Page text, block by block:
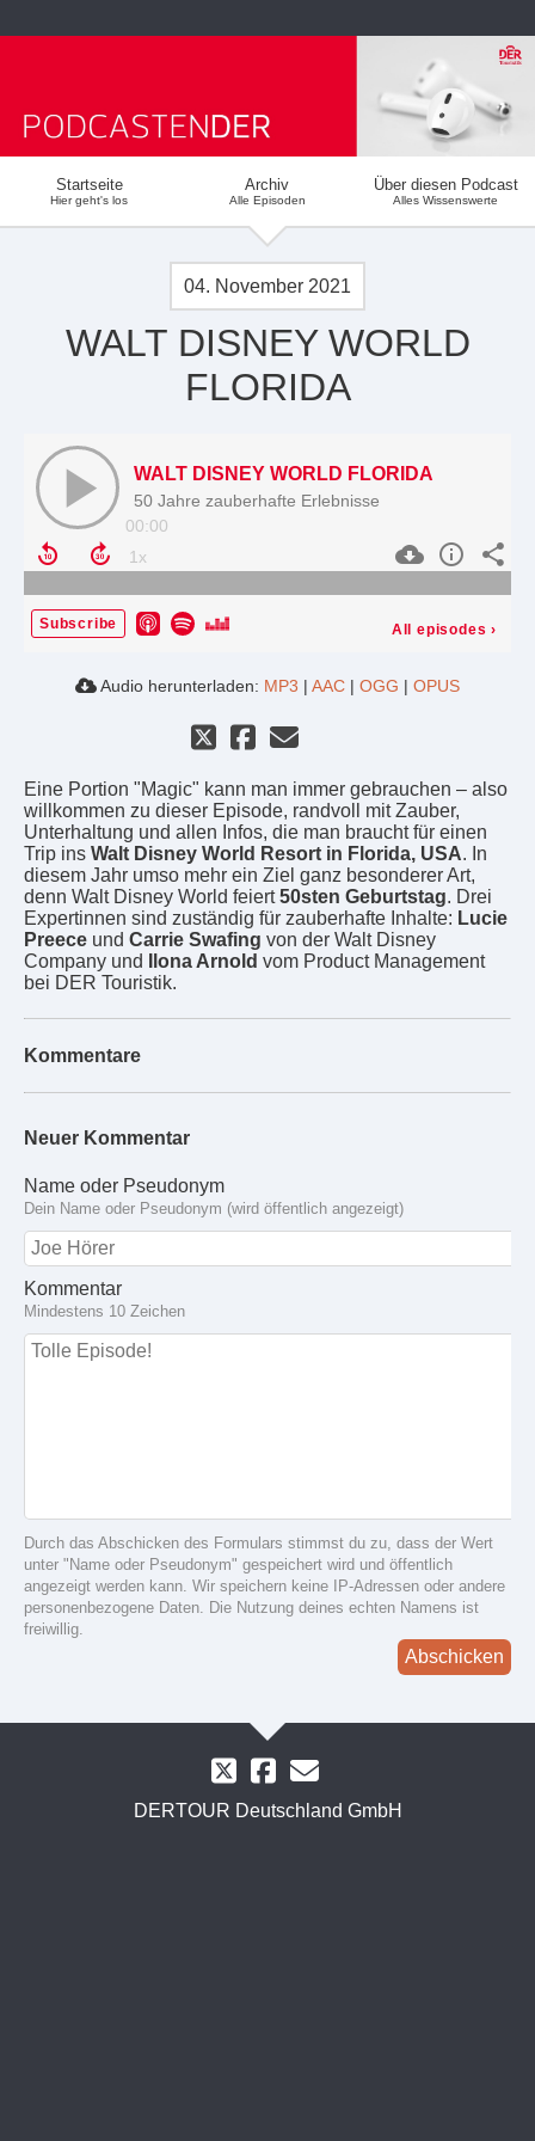
Startseite
Hier geht's los
Archiv
Alle Episoden
Über diesen Podcast
Alles Wissenswerte
04. November 2021
WALT DISNEY WORLD
FLORIDA
WALT DISNEY WORLD FLORIDA
50 Jahre zauberhafte Erlebnisse
00:00
Subscribe All episodes ›
Audio herunterladen: MP3 | AAC | OGG | OPUS
Eine Portion "Magic" kann man immer gebrauchen – also
willkommen zu dieser Episode, randvoll mit Zauber,
Unterhaltung und allen Infos, die man braucht für einen
Trip ins Walt Disney World Resort in Florida, USA. In
diesem Jahr umso mehr ein Ziel ganz besonderer Art,
denn Walt Disney World feiert50sten Geburtstag. Drei
Expertinnen sind zuständig für zauberhafte Inhalte: Lucie
Preece und Carrie Swafing von der Walt Disney
Company und
Ilona Arnold vom Product Management
bei DER Touristik.
Kommentare
Neuer Kommentar
Name oder Pseudonym
Dein Name oder Pseudonym (wird öffentlich angezeigt)
Kommentar
Mindestens 10 Zeichen
Durch das Abschicken des Formulars stimmst du zu, dass der Wert
unter "Name oder Pseudonym" gespeichert wird und öffentlich
angezeigt werden kann. Wir speichern keine IP-Adressen oder andere
personenbezogene Daten. Die Nutzung deines echten Namens ist
freiwillig.
Abschicken
DERTOUR Deutschland GmbH